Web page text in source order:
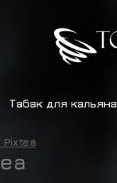
Табак для кальяна
Pixtea